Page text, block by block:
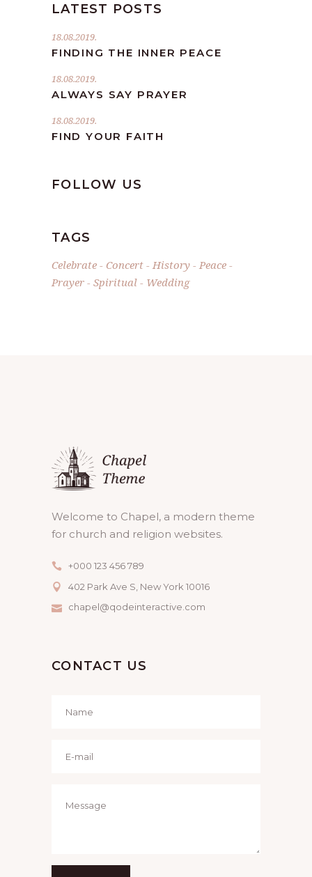
LATEST POSTS
18.08.2019.
FINDING THE INNER PEACE
18.08.2019.
ALWAYS SAY PRAYER
18.08.2019.
FIND YOUR FAITH
FOLLOW US
TAGS
Celebrate Concert History
Peace
Prayer
Spiritual Wedding
Welcome to Chapel, a modern theme
for church and religion websites.
+000 123 456 789
402 Park Ave S, New York 10016
chapel@qodeinteractive.com
CONTACT US